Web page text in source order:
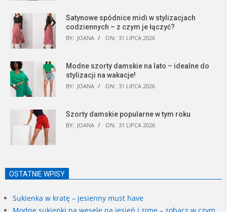
Satynowe spódnice midi w stylizacjach
codziennych – z czym je łączyć?
BY: JOANA ON: 31 LIPCA 2026
Modne szorty damskie na lato – idealne do
stylizacji na wakacje!
BY: JOANA ON: 31 LIPCA 2026
Szorty damskie popularne w tym roku
BY: JOANA ON: 31 LIPCA 2026
OSTATNIE WPISY
Sukienka w kratę – jesienny must have